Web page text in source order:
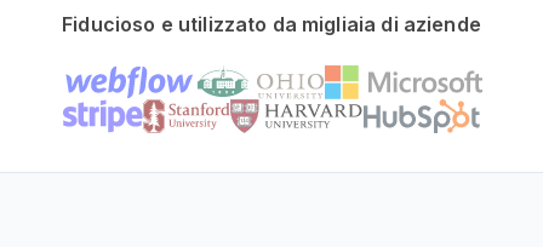
Fiducioso e utilizzato da migliaia di aziende